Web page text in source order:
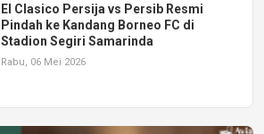
El Clasico Persija vs Persib Resmi
Pindah ke Kandang Borneo FC di
Stadion Segiri Samarinda
Rabu, 06 Mei 2026